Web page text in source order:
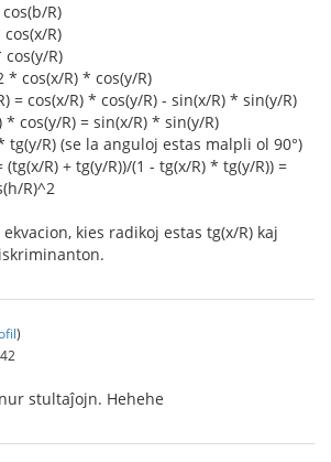
R)
R)
cos(y/R)
* cos(x/R) * cos(y/R)
= cos(x/R) * cos(y/R) - sin(x/R) * sin(y/R)
cos(y/R) = sin(x/R) * sin(y/R)
tg(y/R) (se la anguloj estas malpli ol 90°)
(tg(x/R) + tg(y/R))/(1 - tg(x/R) * tg(y/R)) =
R)^2
kies radikoj estas tg(x/R) kaj
)
stultaĵojn. Hehehe